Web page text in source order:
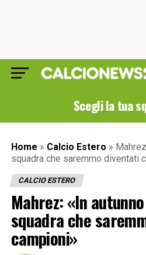
Scegli la tua
Home » Calcio Estero »
squadra che saremmo diventati
CALCIO ESTERO
Mahrez: «In
squadra che
campioni»